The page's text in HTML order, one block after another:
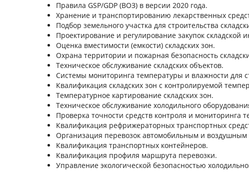
Правила GSP/GDP (ВОЗ) в версии 2020 года.
Хранение и транспортированию лекарственных
Подбор земельного участка для строительства
Проектирование и регулирование закупок складской
Оценка вместимости (емкости) складских зон.
Охрана территории и пожарная безопасность
Техническое обслуживание складских объектов.
Системы мониторинга температуры и влажности для
Квалификация складских зон с контролируемой
Температурное картирование складских зон.
Техническое обслуживание холодильного
Проверка точности средств контроля и мониторинга
Квалификация рефрижераторных транспортных
Организация перевозок автомобильным и
Квалификация транспортных контейнеров.
Квалификация профиля маршрута перевозки.
Управление экологической безопасностью